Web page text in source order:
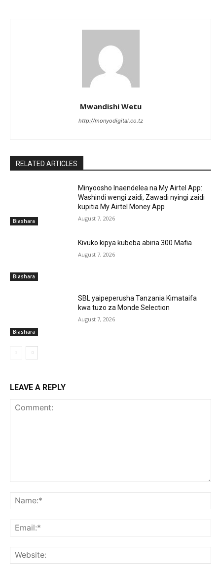
Mwandishi Wetu
http://monyodigital.co.tz
RELATED ARTICLES
Biashara
Minyoosho Inaendelea na My Airtel App:
Washindi wengi zaidi, Zawadi nyingi zaidi
kupitia My Airtel Money App
August 7, 2026
Biashara
Kivuko kipya kubeba abiria 300 Mafia
August 7, 2026
Biashara
SBL yaipeperusha Tanzania Kimataifa
kwa tuzo za Monde Selection
August 7, 2026
LEAVE A REPLY